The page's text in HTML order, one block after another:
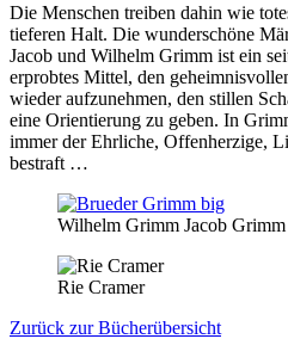
Die Menschen treiben dahin wie
tieferen Halt. Die wunderschöne
Jacob und Wilhelm Grimm ist ein
erprobtes Mittel, den
wieder aufzunehmen, den stillen
eine Orientierung zu geben. In
immer der Ehrliche, Offenherzige,
bestraft …
Wilhelm Grimm Jacob Grimm
Rie Cramer
Zurück zur Bücherübersicht